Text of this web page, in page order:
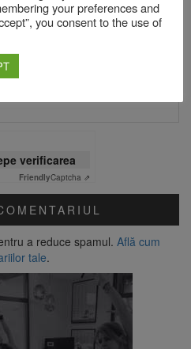
verificarea
FriendlyCaptcha ⇗
a reduce spamul. Află cum
tale.
your preferences and
you consent to the use of